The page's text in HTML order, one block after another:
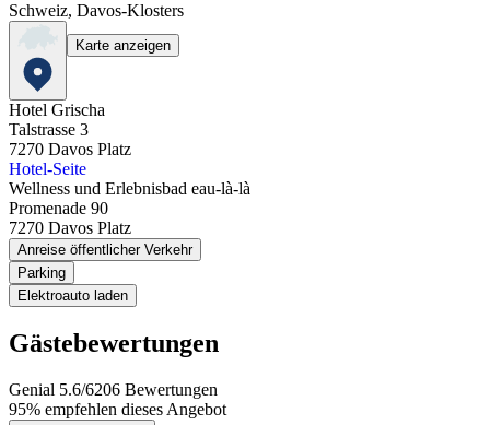
Schweiz, Davos-Klosters
Karte anzeigen
Hotel Grischa
Talstrasse 3
7270 Davos Platz
Hotel-Seite
Wellness und Erlebnisbad eau-là-là
Promenade 90
7270 Davos Platz
Anreise öffentlicher Verkehr
Parking
Elektroauto laden
Gästebewertungen
Genial 5.6/6206 Bewertungen
95% empfehlen dieses Angebot